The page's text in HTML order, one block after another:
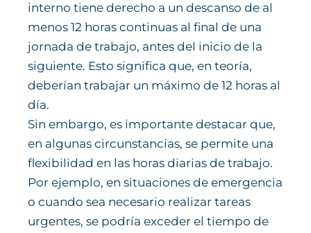
interno tiene derecho a un descanso de al
menos 12 horas continuas al final de una
jornada de trabajo, antes del inicio de la
siguiente. Esto significa que, en teoría,
deberían trabajar un máximo de 12 horas al
día.
Sin embargo, es importante destacar que,
en algunas circunstancias, se permite una
flexibilidad en las horas diarias de trabajo.
Por ejemplo, en situaciones de emergencia
o cuando sea necesario realizar tareas
urgentes, se podría exceder el tiempo de